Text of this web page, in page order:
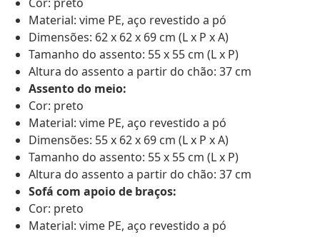
Material: vime PE, aço revestido a pó
Dimensões: 62 x 62 x 69 cm (L x P x A)
Tamanho do assento: 55 x 55 cm (L x P)
Altura do assento a partir do chão: 37 cm
Assento do meio:
Cor: preto
Material: vime PE, aço revestido a pó
Dimensões: 55 x 62 x 69 cm (L x P x A)
Tamanho do assento: 55 x 55 cm (L x P)
Altura do assento a partir do chão: 37 cm
Sofá com apoio de braços:
Cor: preto
Material: vime PE, aço revestido a pó